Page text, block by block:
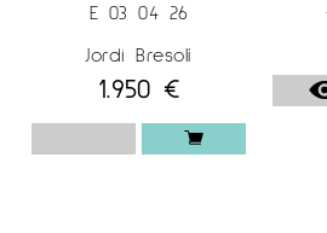
E 03 04 26
Jordi Bresolí
1.950 €